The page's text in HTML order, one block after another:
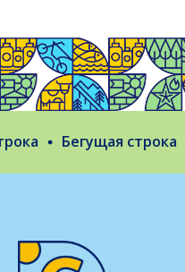
Бегущая строка